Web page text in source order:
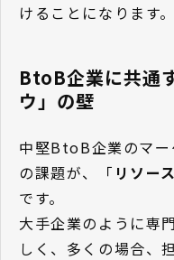
けることになります。
BtoB企業に共通
ウ」の壁
中堅BtoB企業のマー
の課題が、「 リソー
です。
大手企業のように専
しく、多くの場合、